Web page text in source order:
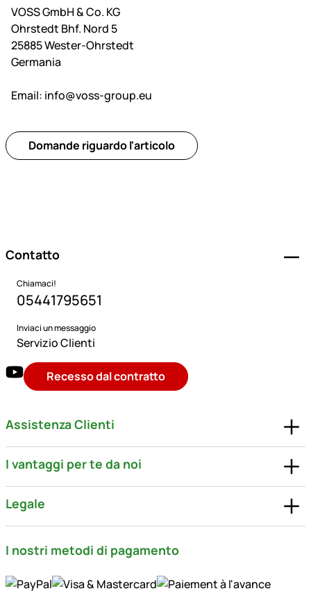
VOSS GmbH & Co. KG
Ohrstedt Bhf. Nord 5
25885 Wester-Ohrstedt
Germania
Email: info@voss-group.eu
Domande riguardo l'articolo
Contatto
Chiamaci!
05441795651
Inviaci un messaggio
Servizio Clienti
Recesso dal contratto
Assistenza Clienti
I vantaggi per te da noi
Legale
I nostri metodi di pagamento